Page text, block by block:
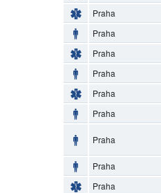
Praha
Praha
Praha
Praha
Praha
Praha
Praha
Praha
Praha